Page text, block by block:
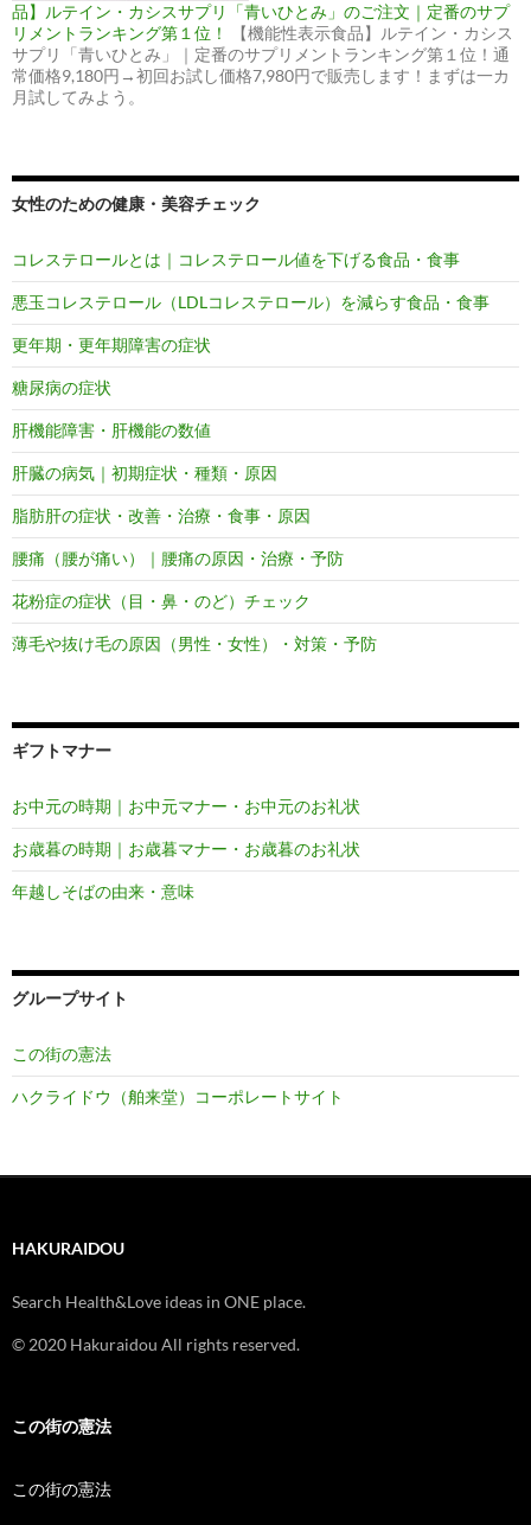
品】ルテイン・カシスサプリ「青いひとみ」のご注文｜定番のサプ
リメントランキング第１位！
【機能性表示食品】ルテイン・カシス
サプリ「青いひとみ」｜定番のサプリメントランキング第１位！通
常価格9,180円→初回お試し価格7,980円で販売します！まずは一カ
月試してみよう。
女性のための健康・美容チェック
コレステロールとは｜コレステロール値を下げる食品・食事
悪玉コレステロール（LDLコレステロール）を減らす食品・食事
更年期・更年期障害の症状
糖尿病の症状
肝機能障害・肝機能の数値
肝臓の病気｜初期症状・種類・原因
脂肪肝の症状・改善・治療・食事・原因
腰痛（腰が痛い）｜腰痛の原因・治療・予防
花粉症の症状（目・鼻・のど）チェック
薄毛や抜け毛の原因（男性・女性）・対策・予防
ギフトマナー
お中元の時期｜お中元マナー・お中元のお礼状
お歳暮の時期｜お歳暮マナー・お歳暮のお礼状
年越しそばの由来・意味
グループサイト
この街の憲法
ハクライドウ（舶来堂）コーポレートサイト
HAKURAIDOU
Search Health&Love ideas in ONE place.
© 2020 Hakuraidou All rights reserved.
この街の憲法
この街の憲法